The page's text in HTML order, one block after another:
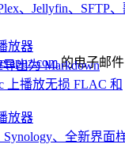
、Jellyfin、SFTP
放器
出为 Markdown
上播放无损 FLAC 和
放器
Synology、全新界面
的电子邮件